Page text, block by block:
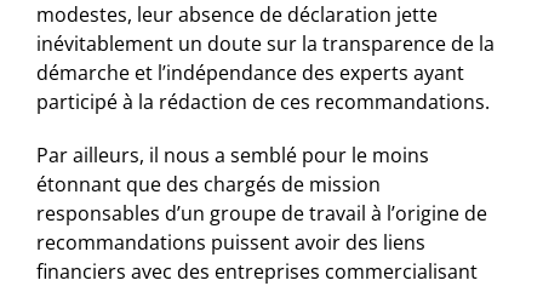
modestes, leur absence de déclaration jette
inévitablement un doute sur la transparence de la
démarche et l’indépendance des experts ayant
participé à la rédaction de ces recommandations.
Par ailleurs, il nous a semblé pour le moins
étonnant que des chargés de mission
responsables d’un groupe de travail à l’origine de
recommandations puissent avoir des liens
financiers avec des entreprises commercialisant